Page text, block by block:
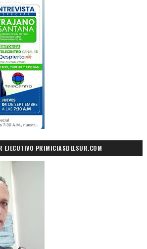
EJECUTIVO PRIMICIASDELSUR.COM